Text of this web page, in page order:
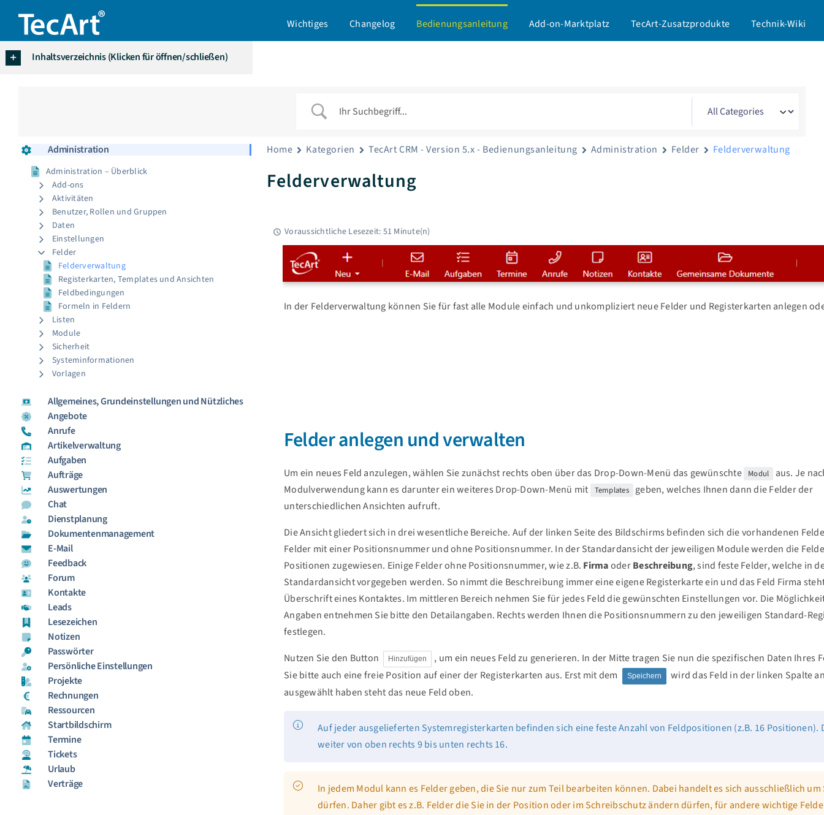
Zum
springen
Wichtiges Changelog Bedienungsanleitung Add-on-Marktplatz TecArt-Zusatzprodukte Technik-Wiki
Inhaltsverzeichnis (Klicken für öffnen/schließen)
Administration
Administration – Überblick
Add-ons
Aktivitäten
Benutzer, Rollen und Gruppen
Daten
Einstellungen
Felder
Felderverwaltung
Registerkarten, Templates und Ansichten
Feldbedingungen
Formeln in Feldern
Listen
Module
Sicherheit
Systeminformationen
Vorlagen
Allgemeines, Grundeinstellungen und Nützliches
Angebote
Anrufe
Artikelverwaltung
Aufgaben
Aufträge
Auswertungen
Chat
Dienstplanung
Dokumentenmanagement
E-Mail
Feedback
Forum
Kontakte
Leads
Lesezeichen
Notizen
Passwörter
Persönliche Einstellungen
Projekte
Rechnungen
Ressourcen
Startbildschirm
Termine
Tickets
Urlaub
Verträge
Home Kategorien TecArt CRM - Version 5.x - Bedienungsanleitung Administration Felder Felderverwaltung
Felderverwaltung
Voraussichtliche Lesezeit: 51 Minute(n)
In der Felderverwaltung können Sie für fast alle Module einfach und unkompliziert neue Felder und Registerkarten anlegen
Felder anlegen und verwalten
Um ein neues Feld anzulegen, wählen Sie zunächst rechts oben über das Drop-Down-Menü das gewünschte Modul
aus. Je
Modulverwendung kann es darunter ein weiteres Drop-Down-Menü mit
Templates
geben, welches Ihnen dann die Felder der
unterschiedlichen Ansichten aufruft.
Die Ansicht gliedert sich in drei wesentliche Bereiche. Auf der linken Seite des Bildschirms befinden sich die vorhandenen
Felder mit einer Positionsnummer und ohne Positionsnummer. In der Standardansicht der jeweiligen Module werden die
Positionen zugewiesen. Einige Felder ohne Positionsnummer, wie z.B. FirmaoderBeschreibung, sind feste Felder, welche in
Standardansicht vorgegeben werden. So nimmt die Beschreibung immer eine eigene Registerkarte ein und das Feld Firma
Überschrift eines Kontaktes. Im mittleren Bereich nehmen Sie für jedes Feld die gewünschten Einstellungen vor. Die
Angaben entnehmen Sie bitte den Detailangaben. Rechts werden Ihnen die Positionsnummern zu den jeweiligen Standard-
festlegen.
Nutzen Sie den Button
Hinzufügen
, um ein neues Feld zu generieren. In der Mitte tragen Sie nun die spezifischen Daten
Sie bitte auch eine freie Position auf einer der Registerkarten aus. Erst mit dem
Speichern
wird das Feld in der linken Spalte
ausgewählt haben steht das neue Feld oben.
Auf jeder ausgelieferten Systemregisterkarten befinden sich eine feste Anzahl von Feldpositionen (z.B. 16
weiter von oben rechts 9 bis unten rechts 16.
In jedem Modul kann es Felder geben, die Sie nur zum Teil bearbeiten können. Dabei handelt es sich ausschließlich
dürfen. Daher gibt es z.B. Felder die Sie in der Position oder im Schreibschutz ändern dürfen, für andere wichtige